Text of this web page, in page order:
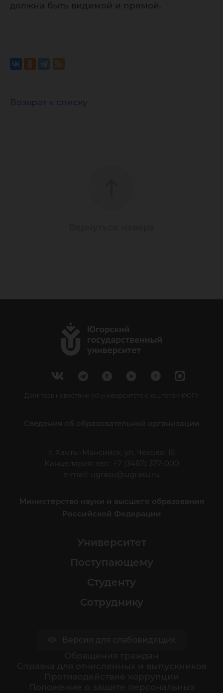
должна быть видимой и прямой.
Возврат к списку
Делитесь новостями об университете с хештегом #ЮГУ
Сведения об образовательной организации
г. Ханты-Мансийск, ул. Чехова, 16
Канцелярия: тел.: +7 (3467) 377-000
e-mail:
ugrasu@ugrasu.ru
Министерство науки и высшего образования
Российской Федерации
Университет
Поступающему
Студенту
Сотруднику